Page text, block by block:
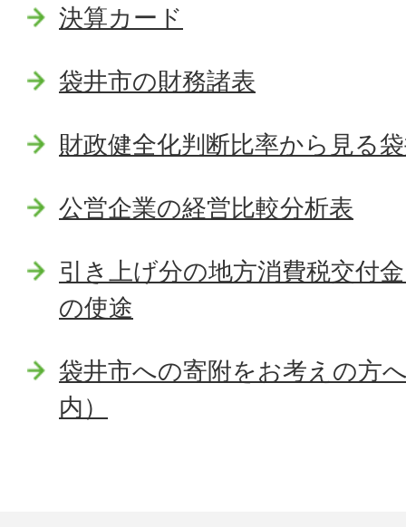
決算カード
袋井市の財務諸表
財政健全化判断比率から見る
公営企業の経営比較分析表
引き上げ分の地方消費税交付
の使途
袋井市への寄附をお考えの方
内）